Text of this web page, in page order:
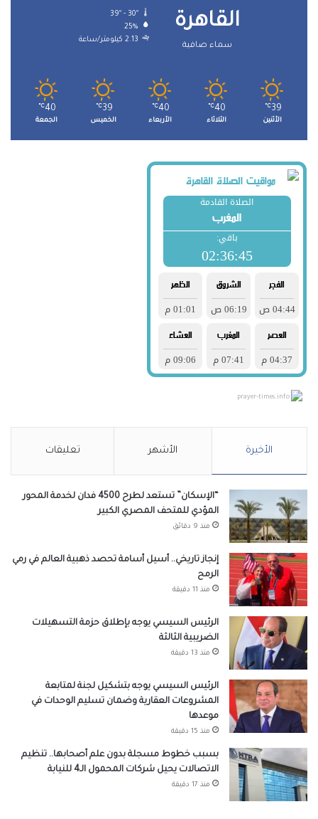
القاهرة
سماء صافية
39º - 30º
25%
2.13 كيلومتر/ساعة
39
℃
الأثنين
40
℃
الثلاثاء
40
℃
الأربعاء
39
℃
الخميس
40
℃
الجمعة
prayer-times.info
الأخيرة الأشهر تعليقات
“الإسكان” تستعد لطرح 4500 فدان لخدمة المحور
المؤدي للمتحف المصري الكبير
منذ 9 دقائق
إنجاز تاريخي.. أسيل أسامة تحصد ذهبية العالم في رمي
الرمح
منذ 11 دقيقة
الرئيس السيسي يوجه بإطلاق حزمة التسهيلات
الضريبية الثالثة
منذ 13 دقيقة
الرئيس السيسي يوجه بتشكيل لجنة لمتابعة
المشروعات العقارية وضمان تسليم الوحدات في
موعدها
منذ 15 دقيقة
بسبب خطوط مسجلة بدون علم أصحابها.. تنظيم
الاتصالات يحيل شركات المحمول الـ4 للنيابة
منذ 17 دقيقة